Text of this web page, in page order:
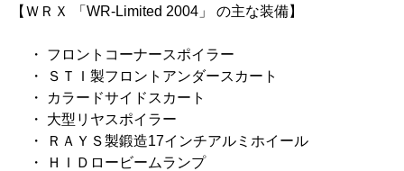
【ＷＲＸ 「WR-Limited 2004」 の主な装備】
・ フロントコーナースポイラー
・ ＳＴＩ製フロントアンダースカート
・ カラードサイドスカート
・ 大型リヤスポイラー
・ ＲＡＹＳ製鍛造17インチアルミホイール
・ ＨＩＤロービームランプ